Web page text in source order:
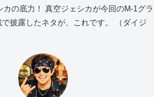
カの底力！ 真空ジェシカが今回のM-1グラ
披露したネタが、これです。 （ダイジ